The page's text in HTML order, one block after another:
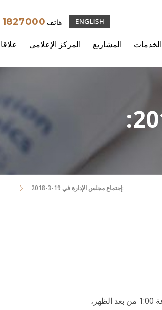
1827000 هاتف
المركز الإعلامى المشاريع الخدمات
إجتماع مجلس الإدارة في 19-3-2018:
تود الشركة الإفادة بأن مجلس إدارتها سوف يجتمع يوم الاثنين الموافق 19/03/2018 في تمام الساعة 1:00 من بعد الظهر،